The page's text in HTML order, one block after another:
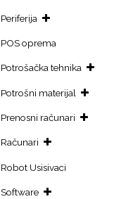
Periferija
POS oprema
Potrošačka tehnika
Potrošni materijal
Prenosni računari
Računari
Robot Usisivaci
Software